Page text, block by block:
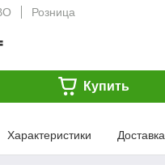
Розница
Купить
Характеристики Доставка